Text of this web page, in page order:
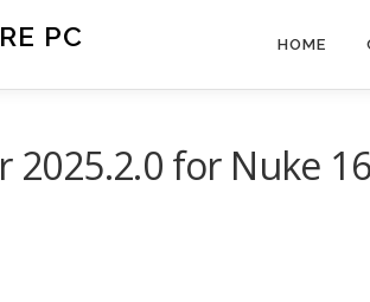
PC HOME
2025.2.0 for Nuke 16